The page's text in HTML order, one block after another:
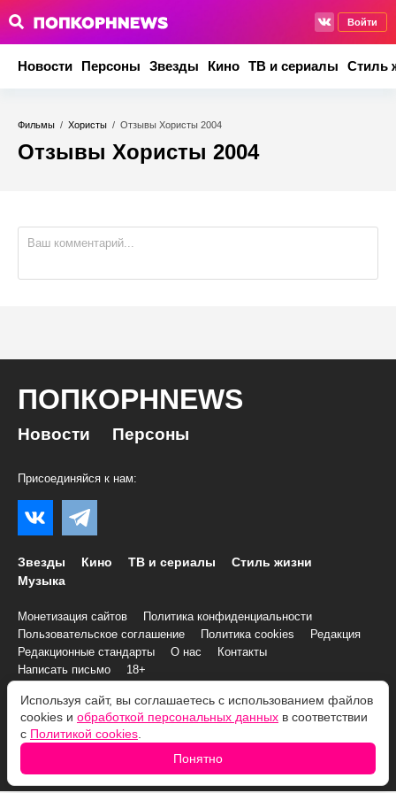
Войти
Новости Персоны Звезды Кино ТВ и сериалы Стиль
Фильмы / Хористы / Отзывы Хористы 2004
Отзывы Хористы 2004
ПОПКОРНNEWS
Новости Персоны
Присоединяйся к нам:
Звезды Кино ТВ и сериалы
Стиль жизни
Музыка
Монетизация сайтов
Политика конфиденциальности
Пользовательское соглашение
Политика cookies
Редакция
Редакционные стандарты
О нас
Контакты
Написать письмо
18+
© 2007–2026 Все права и материалы принадлежат
«ПОПКОРНNEWS»
При копировании информации необходимо соблюдать
Используя сайт, вы соглашаетесь с использованием файлов
cookies и обработкой персональных данных в соответствии
с Политикой cookies
Понятно